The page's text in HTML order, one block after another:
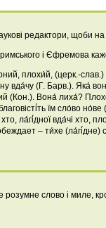
редактори, щоби
і Єфремова
плохи́й, (церк.-
вда́чу (Г. Барв.). Яка́
(Кон.). Вона́ лиха́?
їм сло́во
ла́гі́дної вда́чі хто,
– ти́хе (ла́гі́дне)
розумне слово і миле,